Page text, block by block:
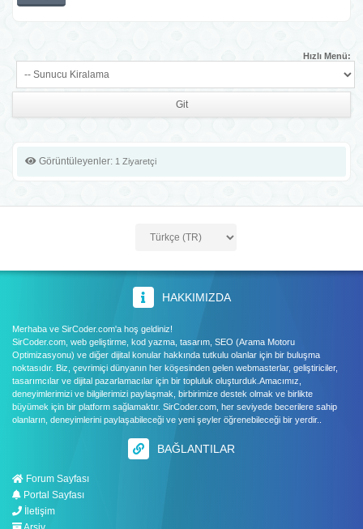
Hızlı Menü:
Görüntüleyenler: 1 Ziyaretçi
HAKKIMIZDA
Merhaba ve SirCoder.com'a hoş geldiniz!
SirCoder.com, web geliştirme, kod yazma, tasarım, SEO (Arama Motoru
Optimizasyonu) ve diğer dijital konular hakkında tutkulu olanlar için bir buluşma
noktasıdır. Biz, çevrimiçi dünyanın her köşesinden gelen webmasterlar, geliştiriciler,
tasarımcılar ve dijital pazarlamacılar için bir topluluk oluşturduk.Amacımız,
deneyimlerimizi ve bilgilerimizi paylaşmak, birbirimize destek olmak ve birlikte
büyümek için bir platform sağlamaktır. SirCoder.com, her seviyede becerilere sahip
olanların, deneyimlerini paylaşabileceği ve yeni şeyler öğrenebileceği bir yerdir..
BAĞLANTILAR
Forum Sayfası
Portal Sayfası
İletişim